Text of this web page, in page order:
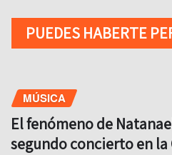
PUEDES HABERTE
MÚSICA
El fenómeno de
segundo concierto en la